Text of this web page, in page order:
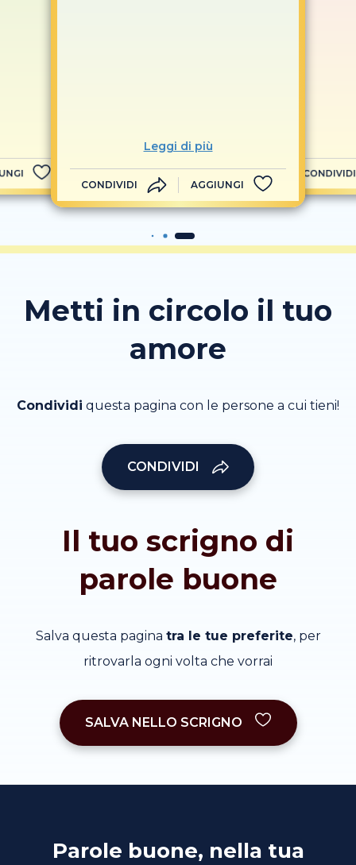
Leggi di più
CONDIVIDI AGGIUNGI
CONDIVIDI
Metti in circolo il tuo
amore
Condividi questa pagina con le persone a cui tieni!
CONDIVIDI
Il tuo scrigno di
parole buone
Salva questa pagina tra le tue preferite, per
ritrovarla ogni volta che vorrai
SALVA NELLO SCRIGNO
Parole buone, nella tua